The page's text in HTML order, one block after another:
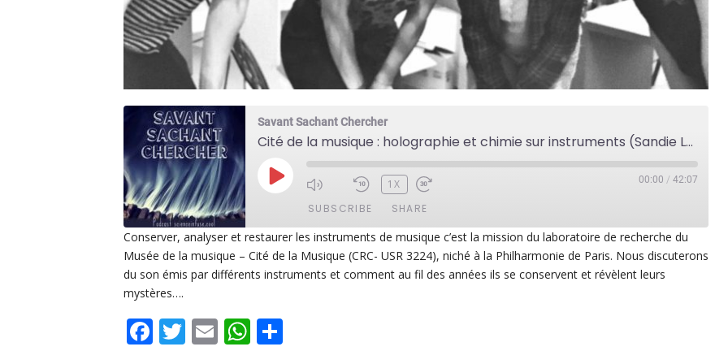
Savant Sachant Chercher
Cité de la musique : holographie et chimie sur instruments (Sandie Le Conte)
PLAY
1X 00:00 / 42:07
SUBSCRIBE SHARE
Apple Podcasts Deezer Google Play
PocketCasts
RSS FEED
SHARE
LINK
EMBED
Conserver, analyser et restaurer les instruments de musique c’est la mission du laboratoire de recherche du
Musée de la musique – Cité de la Musique (CRC- USR 3224), niché à la Philharmonie de Paris. Nous discuterons
du son émis par différents instruments et comment au fil des années ils se conservent et révèlent leurs
mystères….
Facebook
Twitter
EmailWhatsApp